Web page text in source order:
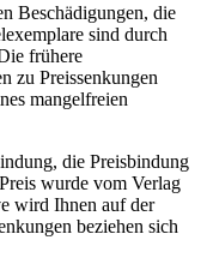
Beschädigungen, die
sind durch
frühere
zu Preissenkungen
mangelfreien
die Preisbindung
wurde vom Verlag
wird Ihnen auf der
beziehen sich